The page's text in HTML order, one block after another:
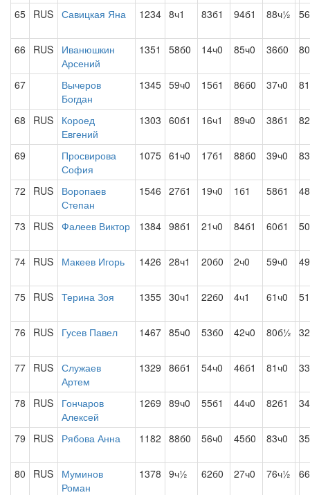
65 RUS Савицкая Яна 1234 8ч1 83б1 94б1 88ч½
66 RUS
Иванюшкин
Арсений
1351 58б0 14ч0 85ч0 36б0
67
Вычеров
Богдан
1345 59ч0 15б1 86б0 37ч0
68 RUS
Короед
Евгений
1303 60б1 16ч1 89ч0 38б1
69
Просвирова
София
1075 61ч0 17б1 88б0 39ч0
72 RUS
Воропаев
Степан
1546 27б1 19ч0 1б1 58б1
73 RUS Фалеев Виктор 1384 98б1 21ч0 84б1 60б1
74 RUS Макеев Игорь 1426 28ч1 20б0 2ч0 59ч0
75 RUS Терина Зоя 1355 30ч1 22б0 4ч1 61ч0
76 RUS Гусев Павел 1467 85ч0 53б0 42ч0 80б½
77 RUS Служаев
Артем
1329 86б1 54ч0 46б1 81ч0
78 RUS
Гончаров
Алексей
1269 89ч0 55б1 44ч0 82б1
79 RUS Рябова Анна 1182 88б0 56ч0 45б0 83ч0
80 RUS
Муминов
Роман
1378 9ч½ 62б0 27ч0 76ч½